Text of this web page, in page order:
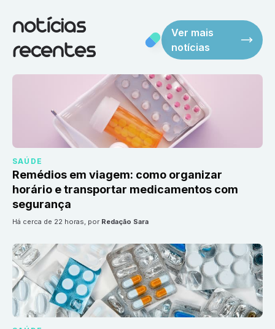
notícias
recentes
Ver mais
notícias
SAÚDE
Remédios em viagem: como organizar
horário e transportar medicamentos com
segurança
há cerca de 22 horas, por Redação Sara